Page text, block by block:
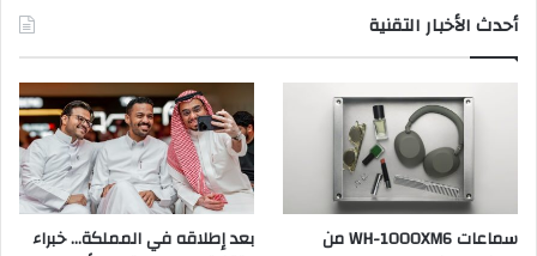
أحدث الأخبار التقنية
سماعات WH-1000XM6 من
بعد إطلاقه في المملكة… خبراء